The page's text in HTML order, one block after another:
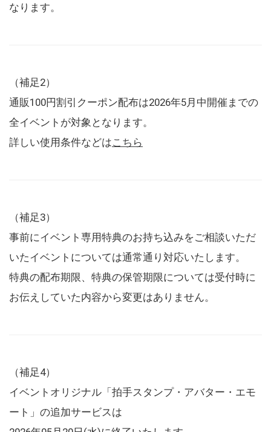
なります。
（補足2）
通販100円割引クーポン配布は2026年5月中開催までの
全イベントが対象となります。
詳しい使用条件などはこちら
（補足3）
事前にイベント専用特典のお持ち込みをご相談いただ
いたイベントについては通常通り対応いたします。
特典の配布期限、特典の保管期限については受付時に
お伝えしていた内容から変更はありません。
（補足4）
イベントオリジナル「拍手スタンプ・アバター・エモ
ート」の追加サービスは